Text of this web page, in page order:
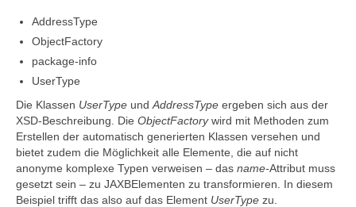
AddressType
ObjectFactory
package-info
UserType
Die Klassen UserType und AddressType ergeben sich aus der
XSD-Beschreibung. Die ObjectFactorywird mit Methoden zum
Erstellen der automatisch generierten Klassen versehen und
bietet zudem die Möglichkeit alle Elemente, die auf nicht
anonyme komplexe Typen verweisen – das name-Attribut muss
gesetzt sein – zu JAXBElementen zu transformieren. In diesem
Beispiel trifft das also auf das Element UserType zu.